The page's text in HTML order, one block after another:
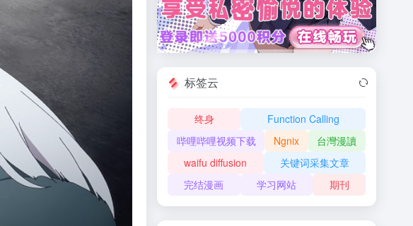
标签云
终身
Function Calling
哔哩哔哩视频下载
Ngnix
台灣漫讀
waifu diffusion
关键词采集文章
完结漫画
学习网站 期刊